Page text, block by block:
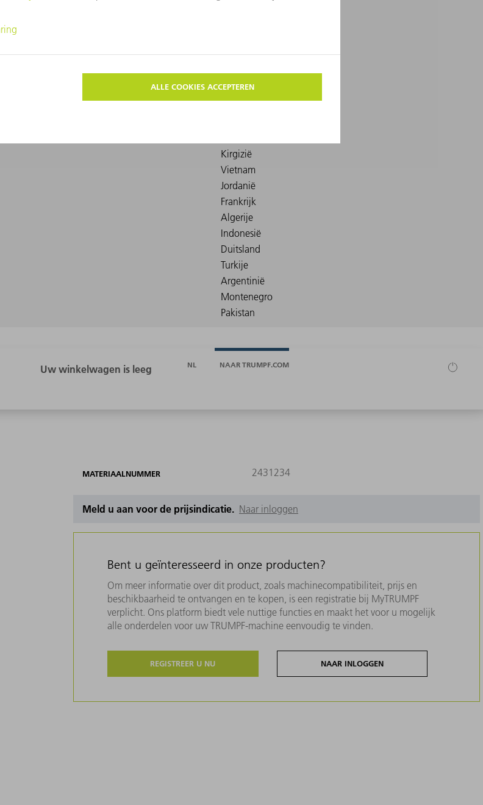
NL NAAR TRUMPF.COM
MATERIAALNUMMER 2431234
Meld u aan voor de prijsindicatie. Naar inloggen
Bent u geïnteresseerd in onze producten?
Om meer informatie over dit product, zoals machinecompatibiliteit, prijs en
beschikbaarheid te ontvangen en te kopen, is een registratie bij MyTRUMPF
verplicht. Ons platform biedt vele nuttige functies en maakt het voor u mogelijk
alle onderdelen voor uw TRUMPF-machine eenvoudig te vinden.
REGISTREER U NU NAAR INLOGGEN